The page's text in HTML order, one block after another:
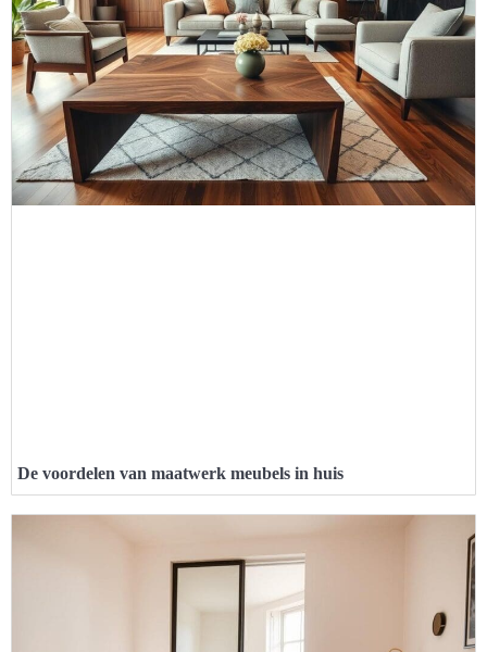
De voordelen van maatwerk meubels in huis